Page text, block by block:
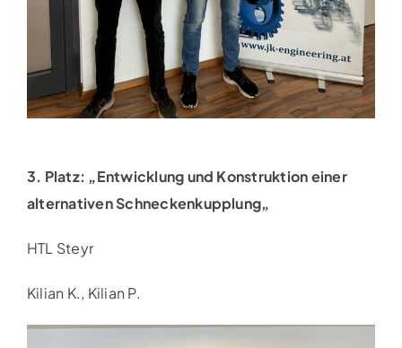
3. Platz: „Entwicklung und Konstruktion einer
alternativen Schneckenkupplung„
HTL Steyr
Kilian K., Kilian P.